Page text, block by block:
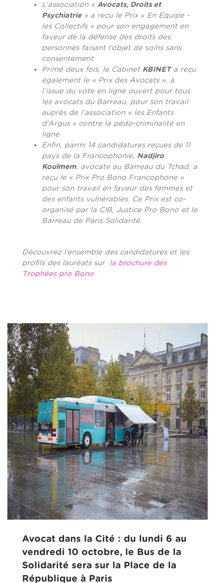
L’association « Avocats, Droits et
Psychiatrie» a reçu le Prix « En Equipe -
les Collectifs » pour son engagement en
faveur de la défense des droits des
personnes faisant l’objet de soins sans
consentement
Primé deux fois, le Cabinet KBINETa reçu
également le « Prix des Avocats », à
l’issue du vote en ligne ouvert pour tous
les avocats du Barreau, pour son travail
auprès de l’association « les Enfants
d’Argus » contre la pédo-criminalité en
ligne
Enfin, parmi 14 candidatures reçues de 11
pays de la Francophonie, Nadjiro
Koulmem, avocate au Barreau du Tchad, a
reçu le « Prix Pro Bono Francophone »
pour son travail en faveur des femmes et
des enfants vulnérables. Ce Prix est co-
organisé par la CIB, Justice Pro Bono et le
Barreau de Paris Solidarité.
Découvrez l’ensemble des candidatures et les
profils des lauréats sur la brochure des
Trophées pro Bono
Avocat dans la Cité : du lundi 6 au
vendredi 10 octobre, le Bus de la
Solidarité sera sur la Place de la
République à Paris